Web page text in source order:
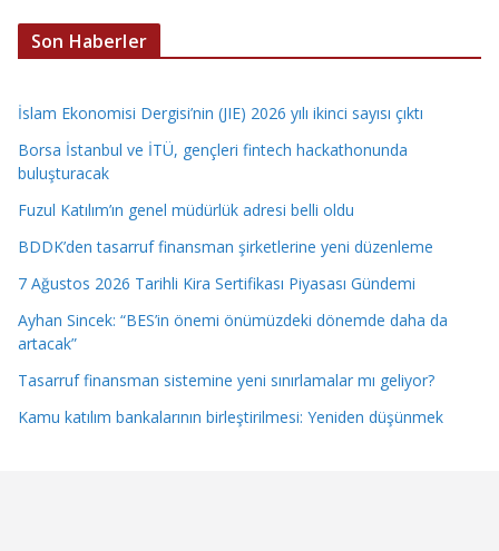
Son Haberler
İslam Ekonomisi Dergisi’nin (JIE) 2026 yılı ikinci sayısı çıktı
Borsa İstanbul ve İTÜ, gençleri fintech hackathonunda
buluşturacak
Fuzul Katılım’ın genel müdürlük adresi belli oldu
BDDK’den tasarruf finansman şirketlerine yeni düzenleme
7 Ağustos 2026 Tarihli Kira Sertifikası Piyasası Gündemi
Ayhan Sincek: “BES’in önemi önümüzdeki dönemde daha da
artacak”
Tasarruf finansman sistemine yeni sınırlamalar mı geliyor?
Kamu katılım bankalarının birleştirilmesi: Yeniden düşünmek